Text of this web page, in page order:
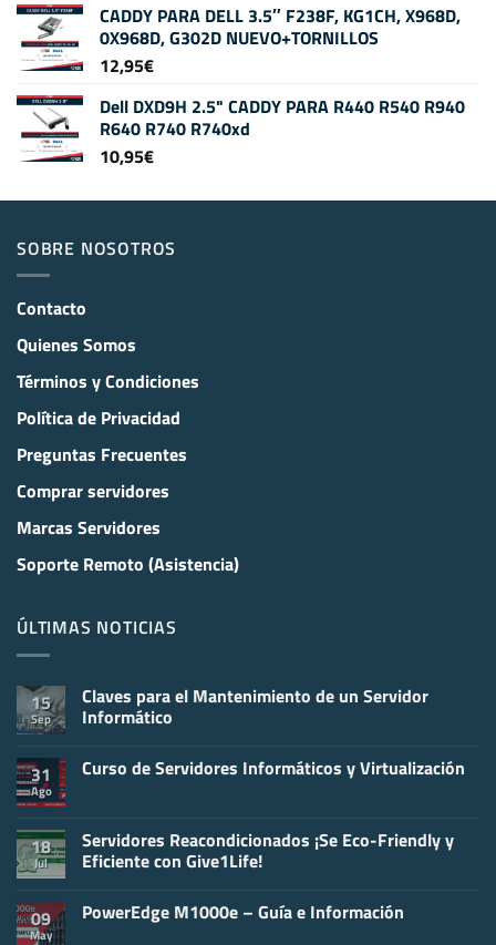
CADDY PARA DELL 3.5″ F238F, KG1CH, X968D,
0X968D, G302D NUEVO+TORNILLOS
12,95€
Dell DXD9H 2.5" CADDY PARA R440 R540 R940
R640 R740 R740xd
10,95€
SOBRE NOSOTROS
Contacto
Quienes Somos
Términos y Condiciones
Política de Privacidad
Preguntas Frecuentes
Comprar servidores
Marcas Servidores
Soporte Remoto (Asistencia)
ÚLTIMAS NOTICIAS
15
Sep
Claves para el Mantenimiento de un Servidor
Informático
comentarios
Mantenimiento
de
un
31
Ago
Curso de Servidores Informáticos y Virtualización
en
Curso
de
y
Virtualización
18
Jul
Servidores Reacondicionados ¡Se Eco-Friendly y
Eficiente con Give1Life!
comentarios
09
May
PowerEdge M1000e – Guía e Información